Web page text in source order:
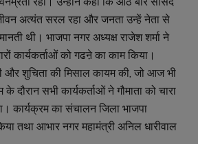
अत्यंत सरल रहा और जनता उन्हें नेता से
थी। भाजपा नगर अध्यक्ष राजेश शर्मा ने
कार्यकर्ताओं को गढऩे का काम किया।
और शुचिता की मिसाल कायम की, जो आज भी
दौरान सभी कार्यकर्ताओं ने गौमाता को चारा
कार्यक्रम का संचालन जिला भाजपा
तथा आभार नगर महामंत्री अनिल धारीवाल